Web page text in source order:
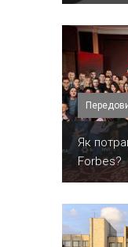
​Як
Forbes?